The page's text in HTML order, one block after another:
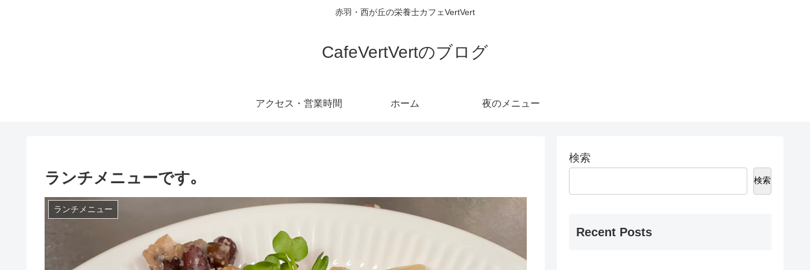
赤羽・西が丘の栄養士カフェVertVert
CafeVertVertのブログ
アクセス・営業時間 ホーム 夜のメニュー
ランチメニューです｡
ランチメニュー
検索
検索
Recent Posts